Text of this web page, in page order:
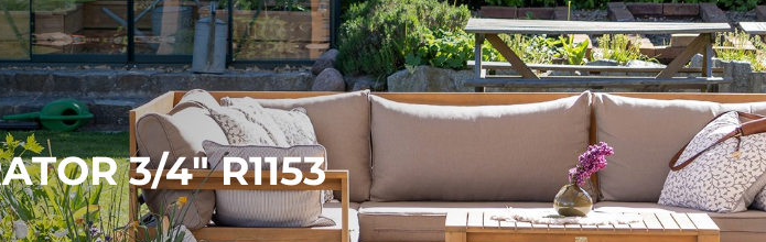
3/4″ R1153